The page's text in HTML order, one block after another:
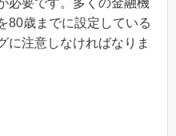
必要です。多くの金融機
80歳までに設定している
に注意しなければなりま